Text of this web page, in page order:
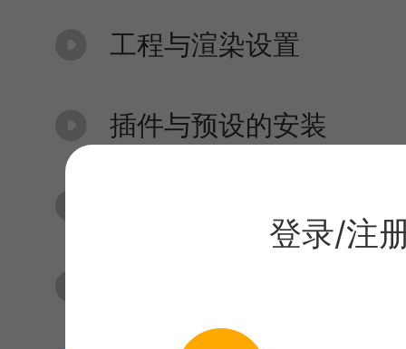
工程与渲染设置
插件与预设的安装
登录/注